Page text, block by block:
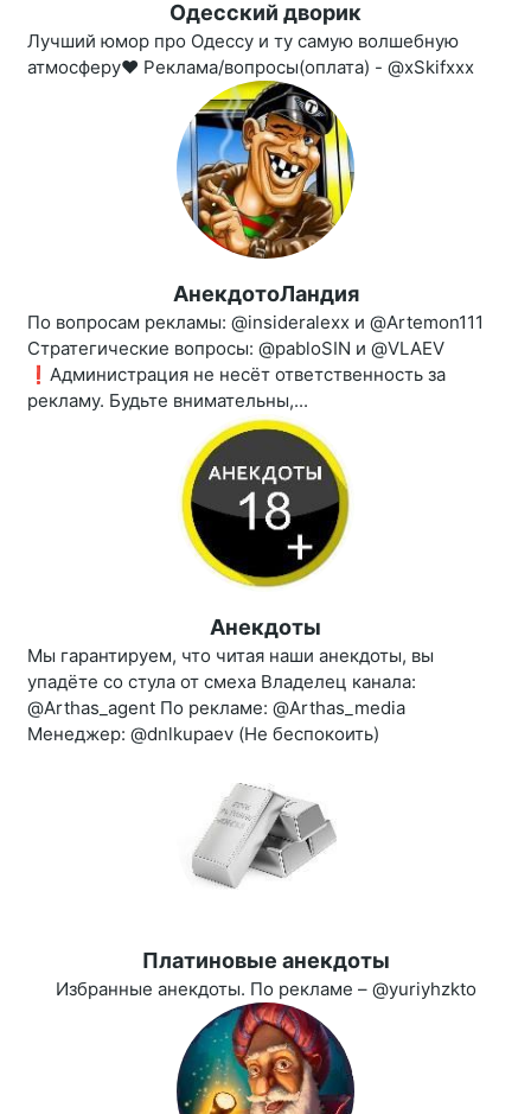
Одесский дворик
Лучший юмор про Одессу и ту самую волшебную
атмосферу❤ Реклама/вопросы(оплата) - @xSkifxxx
АнекдотоЛандия
По вопросам рекламы: @insideralexx и @Artemon111
Стратегические вопросы: @pabloSIN и @VLAEV
❗️Администрация не несёт ответственность за
рекламу. Будьте внимательны,...
Анекдоты
Мы гарантируем, что читая наши анекдоты, вы
упадёте со стула от смеха Владелец канала:
@Arthas_agent По рекламе: @Arthas_media
Менеджер: @dnlkupaev (Не беспокоить)
Платиновые анекдоты
Избранные анекдоты. По рекламе – @yuriyhzkto